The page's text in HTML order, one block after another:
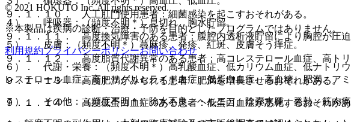
９．１．１０． 人工肛門使用患者：細菌感染を起こすおそれがある。
９．１．１１． 高度換気障害のある患者：腹腔内透析液貯留により胸腔が圧
９．１．１２． 高度脂質代謝異常のある患者：高コレステロール血症、高ト
９．１．１３． 高度肥満がみられる患者：肥満を増長させるおそれがある。
９．１．１４． 高度低蛋白血症のある患者：低蛋白血症が悪化するおそれが
４）． 呼吸器：（頻度不明＊）息切れ、胸水貯留。
５）． 皮膚：（頻度不明＊）蕁麻疹、発疹、紅斑、皮膚そう痒症。
６）． 代謝・栄養：（頻度不明＊）高乳酸血症、低カリウム血症、低ナトリ
レステロール血症、高トリグリセライド血症、低蛋白血症、高血糖、肥満、ア
７）． その他：（頻度不明＊）除水不良、ヘルニア、陰嚢水腫、発熱、筋肉痛
© 2021 HOKUTO Inc. All rights reserved.
※本製品は疾病の診断・治療・予防を目的としたプログラムではありません。
利用規約プライバシーポリシーお問い合わせ